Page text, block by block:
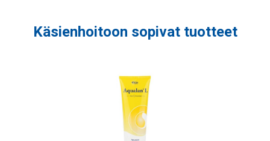
Käsienhoitoon sopivat tuotteet